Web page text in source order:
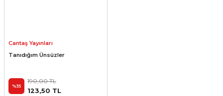
Cantaş Yayınları
Tanıdığım Ünsüzler
%35
190,00 TL
123,50 TL